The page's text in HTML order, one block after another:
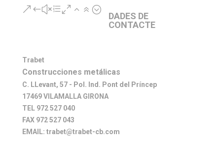
&#xe026;
DADES DE
CONTACTE
Trabet
Construcciones metálicas
C. LLevant, 57 - Pol. Ind. Pont del Príncep
17469 VILAMALLA GIRONA
TEL 972 527 040
FAX 972 527 043
EMAIL: trabet@trabet-cb.com